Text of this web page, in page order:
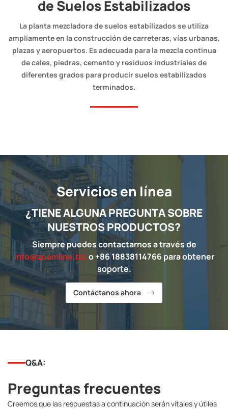
de Suelos Estabilizados
La planta mezcladora de suelos estabilizados se utiliza
ampliamente en la construcción de carreteras, vías urbanas,
plazas y aeropuertos. Es adecuada para la mezcla continua
de cales, piedras, cemento y residuos industriales de
diferentes grados para producir suelos estabilizados
terminados.
Servicios en línea
¿TIENE ALGUNA PREGUNTA SOBRE
NUESTROS PRODUCTOS?
Siempre puedes contactarnos a través de
info@zoomline.bizo +86 18838114766 para obtener
soporte.
Contáctanos ahora
Q&A:
Preguntas frecuentes
Creemos que las respuestas a continuación serán vitales y útiles